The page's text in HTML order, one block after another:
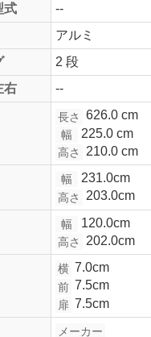
式
--
アルミ
2 段
右
--
長さ 626.0 cm
幅 225.0 cm
高さ 210.0 cm
幅 231.0cm
高さ 203.0cm
幅 120.0cm
高さ 202.0cm
横 7.0cm
前 7.5cm
扉 7.5cm
メーカー